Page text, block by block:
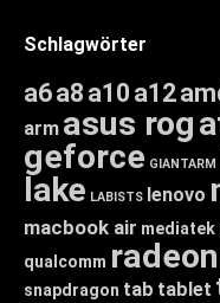
Schlagwörter
a6a8 a10 a12
arm asus rog
geforce GIANTARM
lake LABISTS lenovo
macbook air mediatek
qualcomm radeon
snapdragon tab tablet